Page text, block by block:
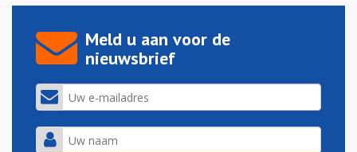
Meld u aan voor de
nieuwsbrief